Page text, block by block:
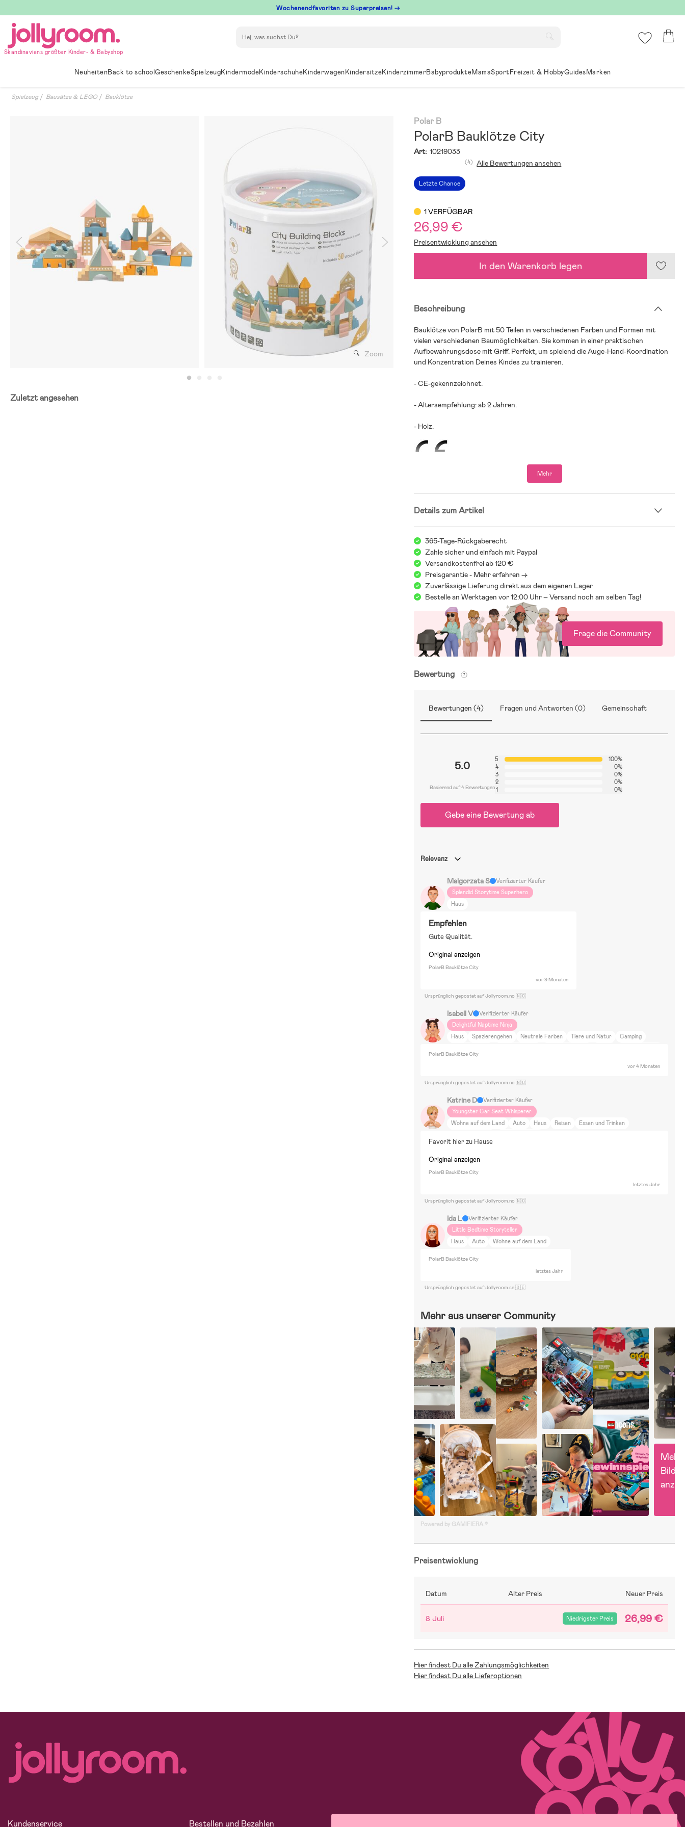
till
innehållet
Wochenendfavoriten zu Superpreisen! →
Skandinaviens größter Kinder- & Babyshop
NeuheitenBack to schoolGeschenkeSpielzeugKindermodeKinderschuheKinderwagenKindersitzeKinderzimmerBabyprodukteMamaSportFreizeit & HobbyGuidesMarken
Spielzeug Bausätze & LEGO Bauklötze
Zoom
Zuletzt angesehen
Polar B
PolarB Bauklötze City
Art: 10219033
Letzte Chance
(4) Alle Bewertungen ansehen
1 VERFÜGBAR
26,99 €
Preisentwicklung ansehen
In den Warenkorb legen
Beschreibung
Bauklötze von PolarB mit 50 Teilen in verschiedenen Farben und Formen mit
vielen verschiedenen Baumöglichkeiten. Sie kommen in einer praktischen
Aufbewahrungsdose mit Griff. Perfekt, um spielend die Auge-Hand-Koordination
und Konzentration Deines Kindes zu trainieren.
- CE-gekennzeichnet.
- Altersempfehlung: ab 2 Jahren.
- Holz.
Mehr
Details zum Artikel
365-Tage-Rückgaberecht
Zahle sicher und einfach mit Paypal
Versandkostenfrei ab 120 €
Preisgarantie - Mehr erfahren ->
Zuverlässige Lieferung direkt aus dem eigenen Lager
Bestelle an Werktagen vor 12:00 Uhr – Versand noch am selben Tag!
Frage die Community
Bewertung
Bewertungen (4) Fragen und Antworten (0) Gemeinschaft
5.0
Basierend auf 4 Bewertungen
5
100%
4
0%
3
0%
2
0%
1
0%
Gebe eine Bewertung ab
Relevanz
Malgorzata S
Verifizierter Käufer
Splendid Storytime Superhero
Haus
Empfehlen
Gute Qualität.
Original anzeigen
PolarB Bauklötze City
vor 9 Monaten
Ursprünglich gepostet auf Jollyroom.no 🇳🇴
Isabell V
Verifizierter Käufer
Delightful Naptime Ninja
Haus
Spazierengehen Neutrale Farben Tiere und Natur
Camping
PolarB Bauklötze City
vor 4 Monaten
Ursprünglich gepostet auf Jollyroom.no 🇳🇴
Katrine D
Verifizierter Käufer
Youngster Car Seat Whisperer
Wohne auf dem Land
Auto Haus Reisen
Essen und Trinken
Favorit hier zu Hause
Original anzeigen
PolarB Bauklötze City
letztes Jahr
Ursprünglich gepostet auf Jollyroom.no 🇳🇴
Ida L
Verifizierter Käufer
Little Bedtime Storyteller
Haus
Auto Wohne auf dem Land
PolarB Bauklötze City
letztes Jahr
Ursprünglich gepostet auf Jollyroom.se 🇸🇪
Mehr aus unserer Community
Mehr
Bilder
Powered by GAMIFIERA.®
Preisentwicklung
Datum Alter Preis Neuer Preis
8 Juli Niedrigster Preis 26,99 €
Hier findest Du alle Zahlungsmöglichkeiten
Hier findest Du alle Lieferoptionen
Kundenservice Bestellen und Bezahlen